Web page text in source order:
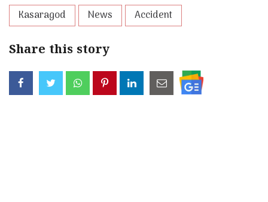
Kasaragod News Accident
Share this story